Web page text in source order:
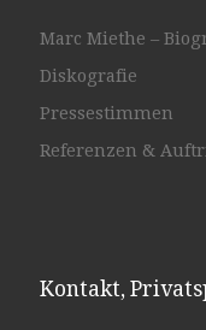
Marc Miethe –
Diskografie
Pressestimmen
Referenzen &
Kontakt,